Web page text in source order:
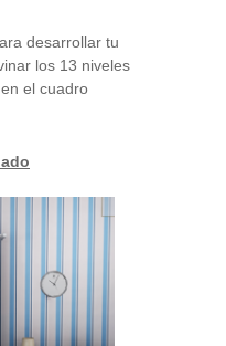
desarrollar tu
los 13 niveles
en el cuadro